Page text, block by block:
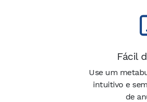
Fácil
Use um
intuitivo e
de